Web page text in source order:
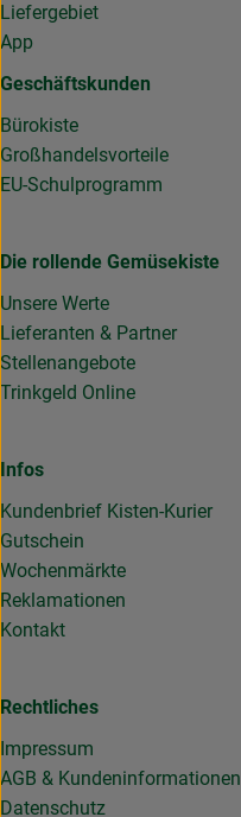
Liefergebiet
App
Geschäftskunden
Bürokiste
Großhandelsvorteile
EU-Schulprogramm
Die rollende Gemüsekiste
Unsere Werte
Lieferanten & Partner
Stellenangebote
Trinkgeld Online
Infos
Kundenbrief Kisten-Kurier
Gutschein
Wochenmärkte
Reklamationen
Kontakt
Rechtliches
Impressum
AGB & Kundeninformationen
Datenschutz